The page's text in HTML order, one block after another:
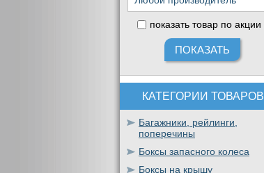
показать товар по акции
КАТЕГОРИИ ТОВАРОВ
Багажники, рейлинги,
поперечины
Боксы запасного колеса
Боксы на крышу